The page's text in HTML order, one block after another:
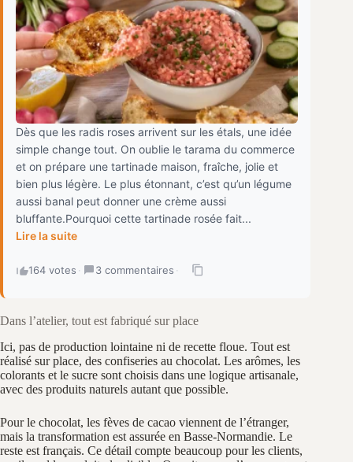
Dès que les radis roses arrivent sur les étals, une idée
simple change tout. On oublie le tarama du commerce
et on prépare une tartinade maison, fraîche, jolie et
bien plus légère. Le plus étonnant, c’est qu’un légume
aussi banal peut donner une crème aussi
bluffante.Pourquoi cette tartinade rosée fait...
Lire la suite
164 votes · 3 commentaires ·
Dans l’atelier, tout est fabriqué sur place
Ici, pas de production lointaine ni de recette floue. Tout est
réalisé sur place, des confiseries au chocolat. Les arômes, les
colorants et le sucre sont choisis dans une logique artisanale,
avec des produits naturels autant que possible.
Pour le chocolat, les fèves de cacao viennent de l’étranger,
mais la transformation est assurée en Basse-Normandie. Le
reste est français. Ce détail compte beaucoup pour les clients,